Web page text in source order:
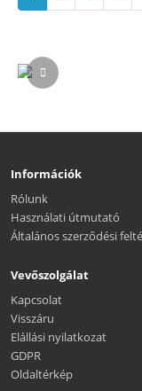
Információk
Rólunk
Használati útmutató
Általános szerződési
Vevőszolgálat
Kapcsolat
Visszáru
Elállási nyilatkozat
GDPR
Oldaltérkép